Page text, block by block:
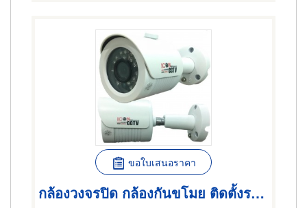
ขอใบเสนอราคา
กล้องวงจรปิด กล้องกันขโมย ติดตั้งระบบกล้องวงจรปิด